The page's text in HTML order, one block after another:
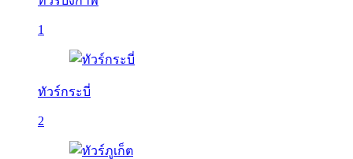
1
ทัวร์กระบี่
2